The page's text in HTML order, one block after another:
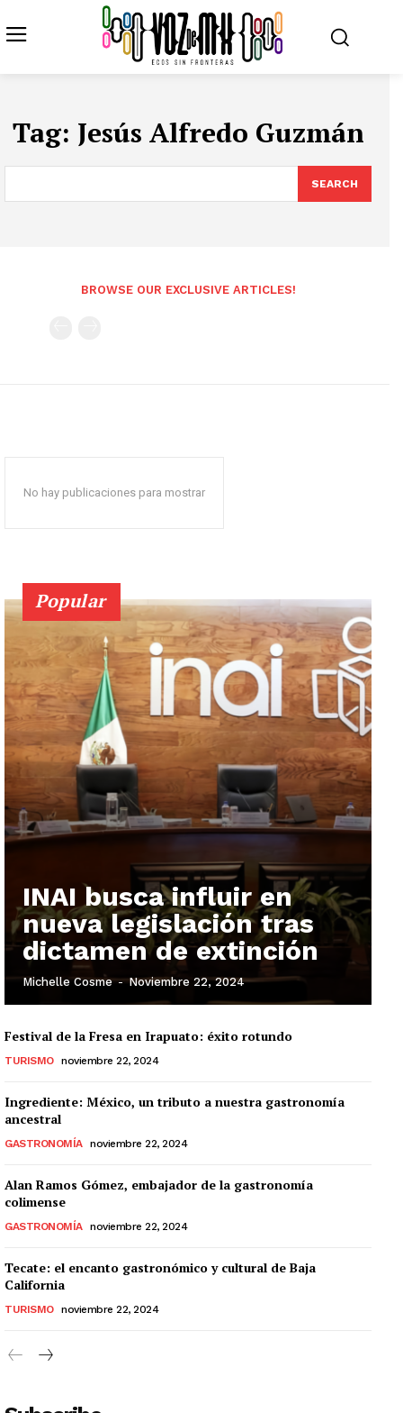
Tag: Jesús Alfredo Guzmán
SEARCH
BROWSE OUR EXCLUSIVE ARTICLES!
No hay publicaciones para mostrar
Popular
INAI busca influir en
nueva legislación tras
dictamen de extinción
Michelle Cosme - Noviembre 22, 2024
Festival de la Fresa en Irapuato: éxito rotundo
TURISMO noviembre 22, 2024
Ingrediente: México, un tributo a nuestra gastronomía
ancestral
GASTRONOMÍA noviembre 22, 2024
Alan Ramos Gómez, embajador de la gastronomía
colimense
GASTRONOMÍA noviembre 22, 2024
Tecate: el encanto gastronómico y cultural de Baja
California
TURISMO noviembre 22, 2024